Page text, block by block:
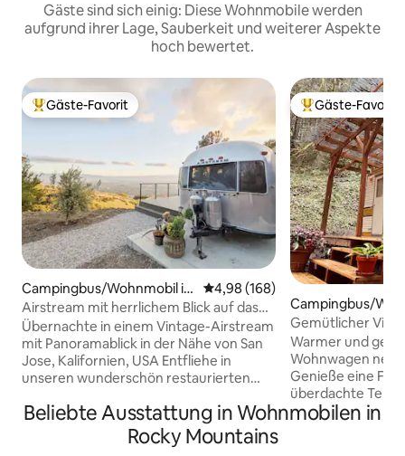
Gäste sind sich einig: Diese Wohnmobile werden
aufgrund ihrer Lage, Sauberkeit und weiterer Aspekte
hoch bewertet.
Beliebter Gäste-Favorit.
Gäste-Favorit
Campingbus/Wohnmobil in
San Jose
Durchschnittliche Bewertung:
4,98 (168)
Airstream mit herrlichem Blick auf das
Silicon Valley
Übernachte in einem Vintage-Airstream
mit Panoramablick in der Nähe von San
Jose, Kalifornien, USA Entfliehe in
unseren wunderschön restaurierten
ruhigen Ausläufern von San Jose
gelegen ist. Nur wenige Minuten vom
Herzen des Silicon Valley entfernt, bietet
Beliebter Gäste-
Gäste-Favorit
Campingbus/
Portland
Gemütlicher
Wäldern von
Warmer und
Wohnwagen
Genieße eine
überdachte
Beliebte Ausstattung in Wohnmobilen in
Rocky Mountains